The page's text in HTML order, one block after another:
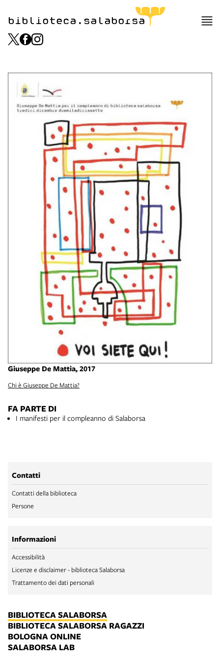
biblioteca.salaborsa
Giuseppe De Mattia, 2017
Chi è Giuseppe De Mattia?
FA PARTE DI
I manifesti per il compleanno di Salaborsa
Contatti
Contatti della biblioteca
Persone
Informazioni
Accessibilità
Licenze e disclaimer - biblioteca Salaborsa
Trattamento dei dati personali
BIBLIOTECA SALABORSA
BIBLIOTECA SALABORSA RAGAZZI
BOLOGNA ONLINE
SALABORSA LAB